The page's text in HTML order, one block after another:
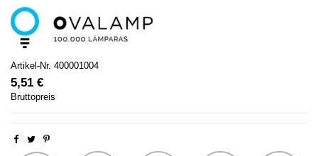
Artikel-Nr. 400001004
5,51 €
Bruttopreis